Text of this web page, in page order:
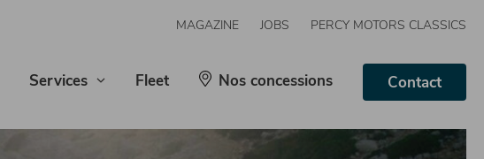
MAGAZINE JOBS PERCY MOTORS CLASSICS
Services Fleet Nos concessions Contact